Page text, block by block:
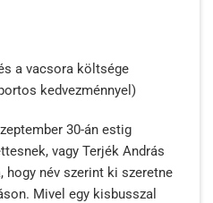
a vacsora költsége
kedvezménnyel)
30-án estig
vagy Terjék András
név szerint ki szeretne
Mivel egy kisbusszal